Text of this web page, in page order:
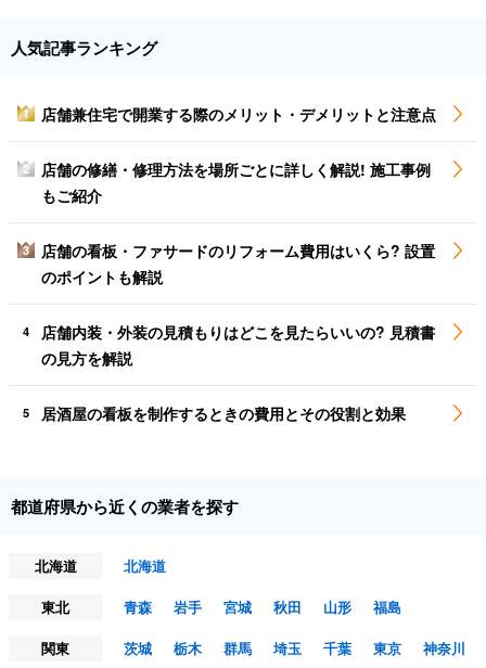
人気記事ランキング
1 店舗兼住宅で開業する際のメリット・デメリットと注意点
2
店舗の修繕・修理方法を場所ごとに詳しく解説! 施工事例
もご紹介
3
店舗の看板・ファサードのリフォーム費用はいくら? 設置
のポイントも解説
4
店舗内装・外装の見積もりはどこを見たらいいの? 見積書
の見方を解説
5 居酒屋の看板を制作するときの費用とその役割と効果
都道府県から近くの業者を探す
北海道
北海道
東北
青森 岩手 宮城 秋田 山形
福島
関東
茨城 栃木 群馬 埼玉 千葉 東京
神奈川